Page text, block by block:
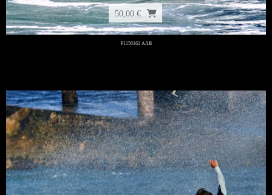
50,00 €
P1150161 AAB